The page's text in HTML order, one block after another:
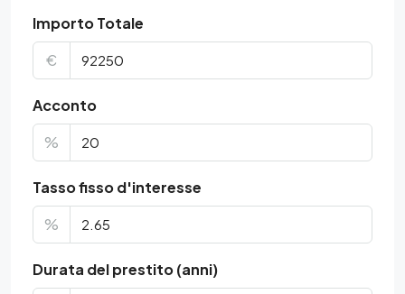
Importo Totale
€
Acconto
%
Tasso fisso d'interesse
%
Durata del prestito (anni)